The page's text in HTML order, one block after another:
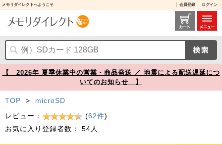
メモリダイレクトへようこそ 会員登録 ログイン
高耐久microSDHCカード 32GB Class10対応 MLCチップ採用 ドライブレコーダー向け SDカード変換アダプタ付き Transcend製【メモリダイレクト】
【 2026年 夏季休業中の営業・商品発送 ／ 地震による配送遅延につ
いてのお知らせ 】
TOP >
microSD
レビュー：
(62件)
お気に入り登録者数：
54人